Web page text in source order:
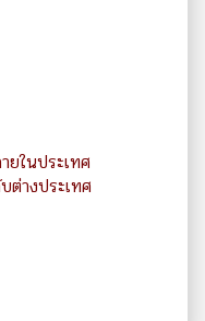
ยในประเทศ
ต่างประเทศ